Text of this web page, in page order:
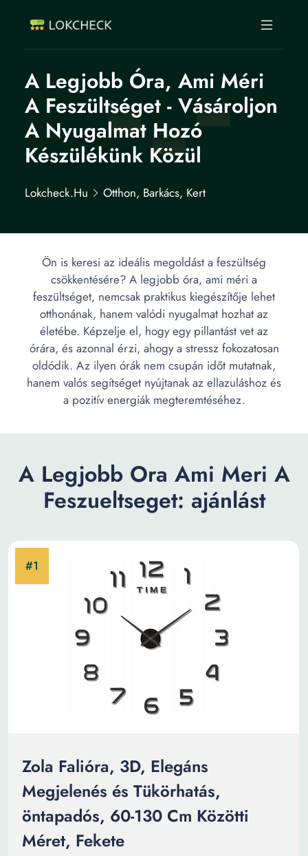
A Legjobb Óra, Ami Méri
A Feszültséget - Vásároljon
A Nyugalmat Hozó
Készülékünk Közül
Lokcheck.hu Otthon, Barkács, Kert
Ön is keresi az ideális megoldást a feszültség
csökkentésére? A legjobb óra, ami méri a
feszültséget, nemcsak praktikus kiegészítője lehet
otthonának, hanem valódi nyugalmat hozhat az
életébe. Képzelje el, hogy egy pillantást vet az
órára, és azonnal érzi, ahogy a stressz fokozatosan
oldódik. Az ilyen órák nem csupán időt mutatnak,
hanem valós segítséget nyújtanak az ellazuláshoz és
a pozitív energiák megteremtéséhez.
A Legjobb Ora Ami Meri A
Feszueltseget: ajánlást
Zola Falióra, 3D, Elegáns
Megjelenés és Tükörhatás,
öntapadós, 60-130 Cm Közötti
Méret, Fekete